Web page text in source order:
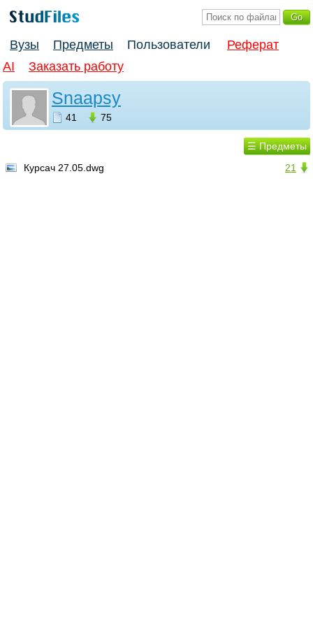
Вузы Предметы Пользователи
Реферат
AI
Заказать работу
Snaapsy
41 75
☰ Предметы
21
Курсач 27.05.dwg